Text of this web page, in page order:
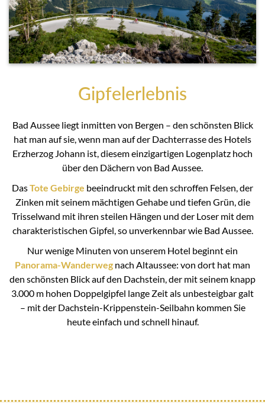
Gipfelerlebnis
Bad Aussee liegt inmitten von Bergen – den schönsten Blick
hat man auf sie, wenn man auf der Dachterrasse des Hotels
Erzherzog Johann ist, diesem einzigartigen Logenplatz hoch
über den Dächern von Bad Aussee.
DasTote Gebirge beeindruckt mit den schroffen Felsen, der
Zinken mit seinem mächtigen Gehabe und tiefen Grün, die
Trisselwand mit ihren steilen Hängen und der Loser mit dem
charakteristischen Gipfel, so unverkennbar wie Bad Aussee.
Nur wenige Minuten von unserem Hotel beginnt ein
Panorama-Wanderweg nach Altaussee: von dort hat man
den schönsten Blick auf den Dachstein, der mit seinem knapp
3.000 m hohen Doppelgipfel lange Zeit als unbesteigbar galt
– mit der Dachstein-Krippenstein-Seilbahn kommen Sie
heute einfach und schnell hinauf.